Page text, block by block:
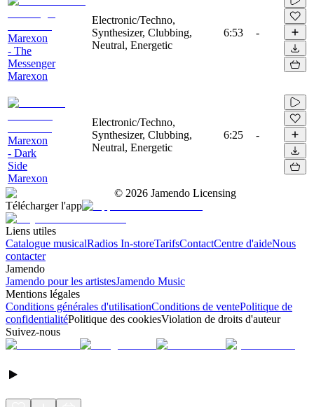
Marexon
- The
Messenger
Marexon
Electronic/Techno,
Synthesizer, Clubbing,
Neutral, Energetic
6:53 -
Marexon
- Dark
Side
Marexon
Electronic/Techno,
Synthesizer, Clubbing,
Neutral, Energetic
6:25 -
© 2026 Jamendo Licensing
Télécharger l'app
Liens utiles
Catalogue musicalRadios In-storeTarifsContactCentre d'aideNous
contacter
Jamendo
Jamendo pour les artistesJamendo Music
Mentions légales
Conditions générales d'utilisationConditions de ventePolitique de
confidentialitéPolitique des cookiesViolation de droits d'auteur
Suivez-nous